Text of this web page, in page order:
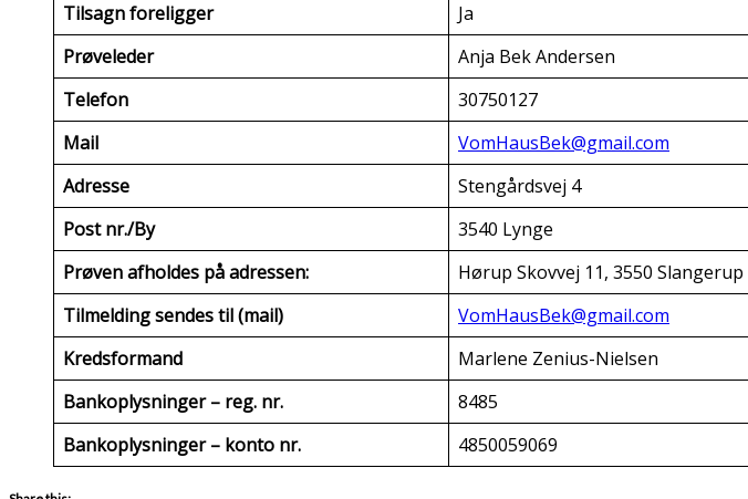
Tilsagn foreligger
Ja
Prøveleder
Anja Bek Andersen
Telefon
30750127
Mail
VomHausBek@gmail.com
Adresse
Stengårdsvej 4
Post nr./By
3540 Lynge
Prøven afholdes på adressen:
Hørup Skovvej 11, 3550 Slangerup
Tilmelding sendes til (mail)
VomHausBek@gmail.com
Kredsformand
Marlene Zenius-Nielsen
Bankoplysninger – reg. nr.
8485
Bankoplysninger – konto nr.
4850059069